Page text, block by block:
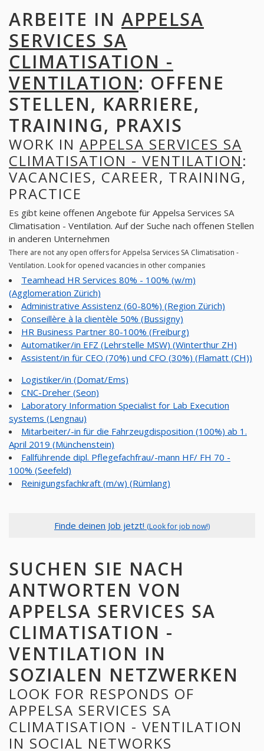
ARBEITE IN APPELSA
SERVICES SA
CLIMATISATION -
VENTILATION: OFFENE
STELLEN, KARRIERE,
TRAINING, PRAXIS
WORK IN APPELSA SERVICES SA
CLIMATISATION - VENTILATION:
VACANCIES, CAREER, TRAINING,
PRACTICE
Es gibt keine offenen Angebote für Appelsa Services SA
Climatisation - Ventilation. Auf der Suche nach offenen Stellen
in anderen Unternehmen
There are not any open offers for Appelsa Services SA Climatisation -
Ventilation. Look for opened vacancies in other companies
Teamhead HR Services 80% - 100% (w/m)
(Agglomeration Zürich)
Administrative Assistenz (60-80%) (Region Zürich)
Conseillère à la clientèle 50% (Bussigny)
HR Business Partner 80-100% (Freiburg)
Automatiker/in EFZ (Lehrstelle MSW) (Winterthur ZH)
Assistent/in für CEO (70%) und CFO (30%) (Flamatt (CH))
Logistiker/in (Domat/Ems)
CNC-Dreher (Seon)
Laboratory Information Specialist for Lab Execution
systems (Lengnau)
Mitarbeiter/-in für die Fahrzeugdisposition (100%) ab 1.
April 2019 (Münchenstein)
Fallführende dipl. Pflegefachfrau/-mann HF/ FH 70 -
100% (Seefeld)
Reinigungsfachkraft (m/w) (Rümlang)
Finde deinen Job jetzt! (Look for job now!)
SUCHEN SIE NACH
ANTWORTEN VON
APPELSA SERVICES SA
CLIMATISATION -
VENTILATION IN
SOZIALEN NETZWERKEN
LOOK FOR RESPONDS OF
APPELSA SERVICES SA
CLIMATISATION - VENTILATION
IN SOCIAL NETWORKS